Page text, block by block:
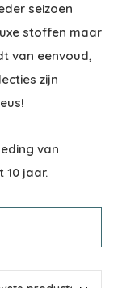
seizoen
stoffen maar
van eenvoud,
zijn
van
10 jaar.